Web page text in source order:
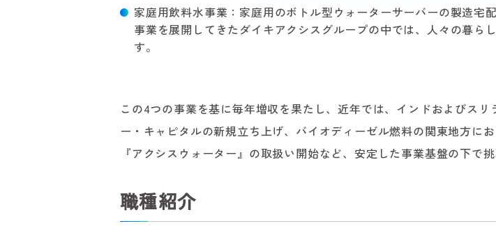
家庭用飲料水事業：家庭用のボトル型ウォーターサーバーの製造宅
事業を展開してきたダイキアクシスグループの中では、人々の暮ら
す。
この4つの事業を基に毎年増収を果たし、近年では、インドおよびス
ー・キャピタルの新規立ち上げ、バイオディーゼル燃料の関東地方に
『アクシスウォーター』の取扱い開始など、安定した事業基盤の下で
職種紹介